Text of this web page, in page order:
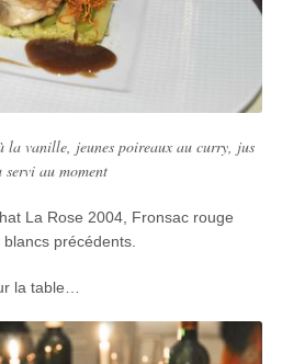
la vanille, jeunes poireaux au curry, jus
servi au moment
La Rose 2004, Fronsac rouge
précédents.
la table…